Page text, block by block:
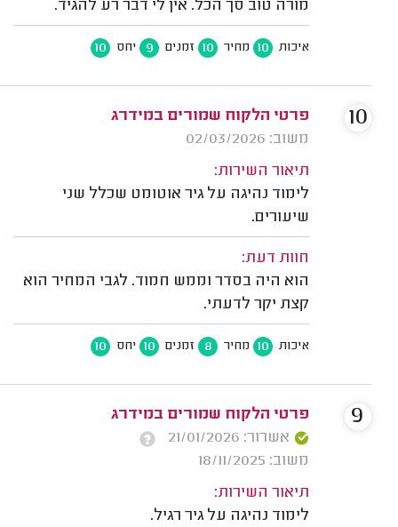
מורה טוב סך הכל. אין לי דבר רע להגיד.
איכות 10 מחיר 10 זמנים 9 יחס 10
פרטי הלקוח שמורים במידרג
משוב: 02/03/2026
תיאור השירות:
לימוד נהיגה על גיר אוטומט שכלל שני
שיעורים.
חוות דעת:
הוא היה בסדר וממש חמוד. לגבי המחיר הוא
קצת יקר לדעתי.
איכות 10 מחיר 8 זמנים 10 יחס 10
10
פרטי הלקוח שמורים במידרג
אשרור: 21/01/2026
משוב: 18/11/2025
תיאור השירות:
לימוד נהיגה על גיר רגיל.
9